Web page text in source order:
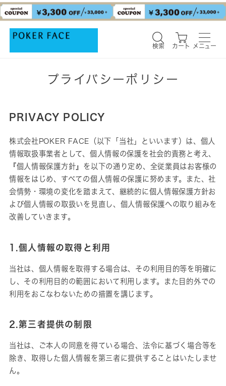
検索 カート メニュー
検索 カート メニュー
プライバシーポリシー
PRIVACY POLICY
株式会社POKER FACE（以下「当社」といいます）は、個人
情報取扱事業者として、個人情報の保護を社会的責務と考え、
『個人情報保護方針』を以下の通り定め、全従業員はお客様の
情報をはじめ、すべての個人情報の保護に努めます。また、社
会情勢・環境の変化を踏まえて、継続的に個人情報保護方針お
よび個人情報の取扱いを見直し、個人情報保護への取り組みを
改善していきます。
1.個人情報の取得と利用
当社は、個人情報を取得する場合は、その利用目的等を明確に
し、その利用目的の範囲において利用します。また目的外での
利用をおこなわないための措置を講じます。
2.第三者提供の制限
当社は、ご本人の同意を得ている場合、法令に基づく場合等を
除き、取得した個人情報を第三者に提供することはいたしませ
ん。